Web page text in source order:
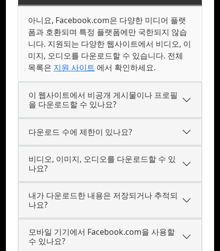
아니요, Facebook.com은 다양한 미디어 플랫
폼과 호환되며 특정 플랫폼에만 국한되지 않습
니다. 지원되는 다양한 웹사이트에서 비디오, 이
미지, 오디오를 다운로드할 수 있습니다. 전체
목록은 지원 사이트 에서 확인하세요.
이 웹사이트에서 비공개 게시물이나 프로필
을 다운로드할 수 있나요?
다운로드 수에 제한이 있나요?
비디오, 이미지, 오디오를 다운로드할 수 있
나요?
내가 다운로드한 내용은 저장되거나 추적되
나요?
모바일 기기에서 Facebook.com을 사용할
수 있나요?